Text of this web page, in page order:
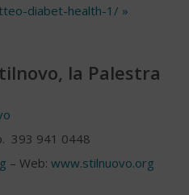
diabet-health-1/ »
la Palestra
393 941 0448
– Web: www.stilnuovo.org